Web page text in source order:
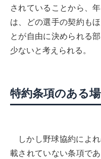
されていることから、
は、どの選手の契約も
とが自由に決められる
少ないと考えられる。
特約条項のある
しかし野球協約によ
載されていない条項で